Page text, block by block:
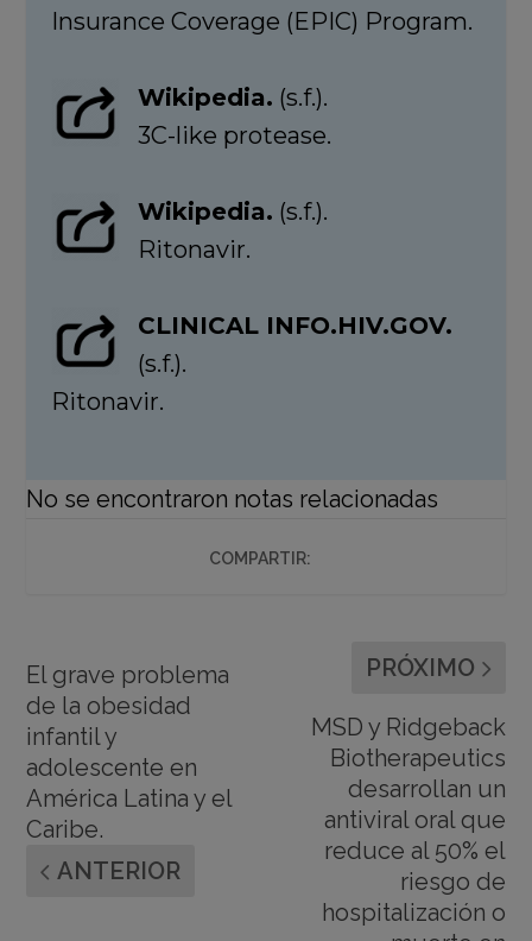
Insurance Coverage (EPIC) Program.
Wikipedia. (s.f.).
3C-like protease.
Wikipedia. (s.f.).
Ritonavir.
CLINICAL INFO.HIV.GOV.
(s.f.).
Ritonavir.
No se encontraron notas relacionadas
COMPARTIR:
El grave problema
de la obesidad
infantil y
adolescente en
América Latina y el
Caribe.
ANTERIOR
PRÓXIMO
MSD y Ridgeback
Biotherapeutics
desarrollan un
antiviral oral que
reduce al 50% el
riesgo de
hospitalización o